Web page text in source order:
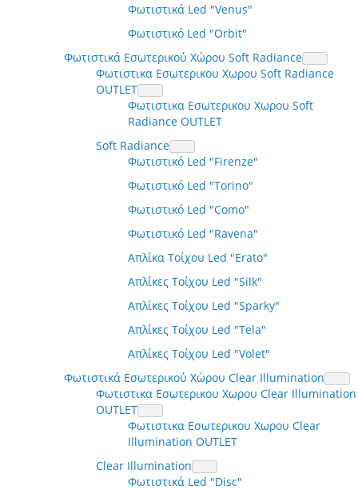
Φωτιστικά Led "Venus"
Φωτιστικό Led "Orbit"
Φωτιστικά Εσωτερικού Χώρου Soft Radiance
Φωτιστικα Εσωτερικου Χωρου Soft Radiance
OUTLET
Φωτιστικα Εσωτερικου Χωρου Soft
Radiance OUTLET
Soft Radiance
Φωτιστικό Led "Firenze"
Φωτιστικό Led "Torino"
Φωτιστικό Led "Como"
Φωτιστικό Led "Ravena"
Απλίκα Τοίχου Led "Erato"
Απλίκες Τοίχου Led "Silk"
Απλίκες Τοίχου Led "Sparky"
Απλίκες Τοίχου Led "Tela"
Απλίκες Τοίχου Led "Volet"
Φωτιστικά Εσωτερικού Χώρου Clear Illumination
Φωτιστικα Εσωτερικου Χωρου Clear Illumination
OUTLET
Φωτιστικα Εσωτερικου Χωρου Clear
Illumination OUTLET
Clear Illumination
Φωτιστικά Led "Disc"